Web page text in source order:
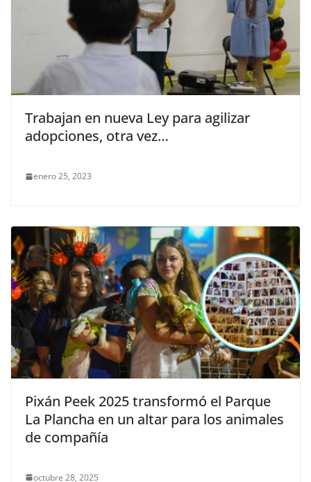
Trabajan en nueva Ley para agilizar
adopciones, otra vez…
enero 25, 2023
Pixán Peek 2025 transformó el Parque
La Plancha en un altar para los animales
de compañía
octubre 28, 2025